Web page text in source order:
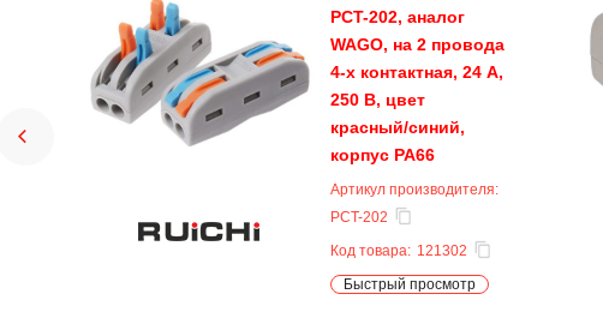
PCT-202, аналог
WAGO, на 2 провода
4-х контактная, 24 А,
250 В, цвет
красный/синий,
корпус PA66
Артикул производителя:
PCT-202
Код товара: 121302
Быстрый просмотр